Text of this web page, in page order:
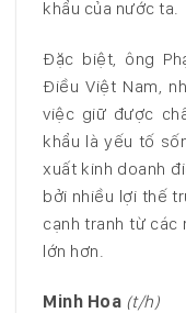
khẩu của nước ta.
Đặc biệt, ông
Điều Việt Nam,
việc giữ được
khẩu là yếu tố
xuất kinh doanh
bởi nhiều lợi thế
cạnh tranh từ các
lớn hơn.
Minh Hoa (t/h)